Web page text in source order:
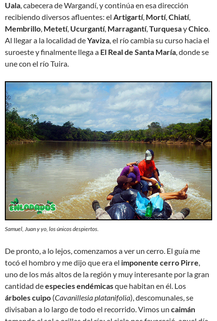
Uala, cabecera de Wargandí, y continúa en esa dirección
recibiendo diversos afluentes: el Artigartí, Mortí,Chiatí,
Membrillo, Metetí, Ucurgantí, Marragantí,TurquesayChico.
Al llegar a la localidad deYaviza, el río cambia su curso hacia el
suroeste y finalmente llega a El Real de Santa María, donde se
une con el río Tuira.
Samuel, Juan y yo, los únicos despiertos.
De pronto, a lo lejos, comenzamos a ver un cerro. El guía me
tocó el hombro y me dijo que era el imponente cerro Pirre
uno de los más altos de la región y muy interesante por la gran
cantidad deespecies endémicasque habitan en él. Los
árboles cuipo (Cavanillesia platanifolia), descomunales, se
divisaban a lo largo de todo el recorrido. Vimos un caimán